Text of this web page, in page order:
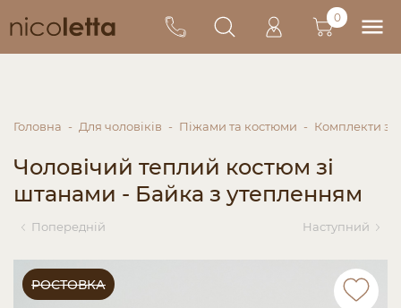
0
Головна Для чоловіків Піжами та костюми Комплекти
Чоловічий теплий костюм зі
штанами - Байка з утепленням
Попередній Наступний
РОСТОВКА